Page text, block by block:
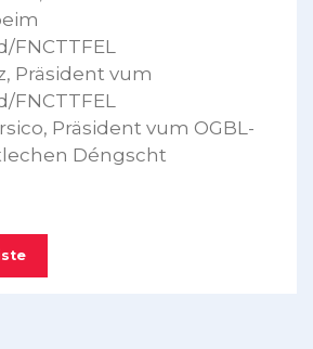
FNCTTFEL
Präsident vum
FNCTTFEL
Präsident vum OGBL-
Déngscht